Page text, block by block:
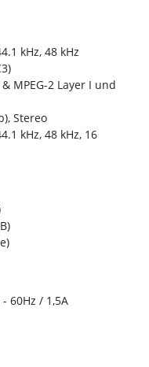
kHz, 48 kHz
MPEG-2 Layer I und
Stereo
kHz, 48 kHz, 16
60Hz / 1,5A